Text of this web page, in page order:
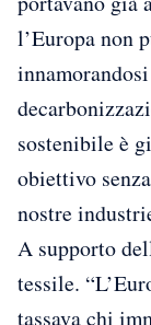
l’Europa non
sostenibile è
obiettivo
nostre
A supporto
tessile.
tassava chi